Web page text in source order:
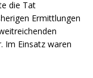
die Tat
Ermittlungen
Im Einsatz waren